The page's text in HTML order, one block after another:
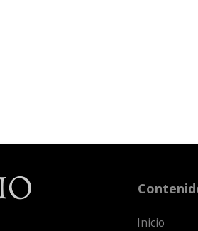
Inicio